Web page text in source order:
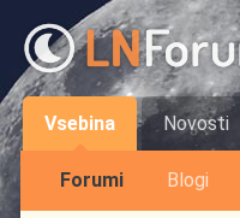
Vsebina
Forumi Blogi
Novosti